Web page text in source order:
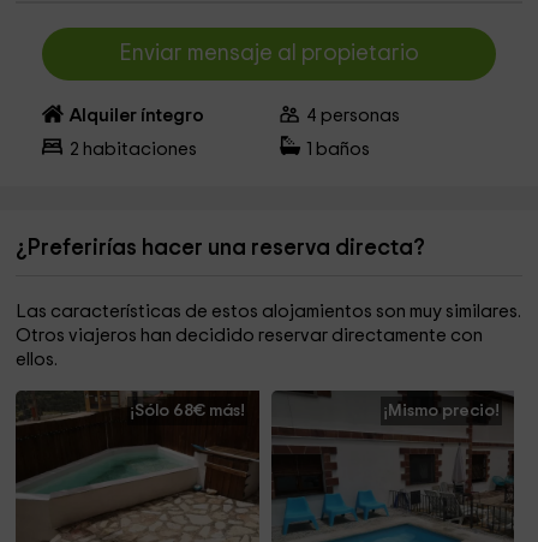
Enviar mensaje al propietario
Alquiler íntegro 4 personas
2 habitaciones baños
¿Preferirías hacer una reserva directa?
Las características de estos alojamientos son muy similares.
Otros viajeros han decidido reservar directamente con
ellos.
¡Sólo 68€ más! ¡Mismo precio!